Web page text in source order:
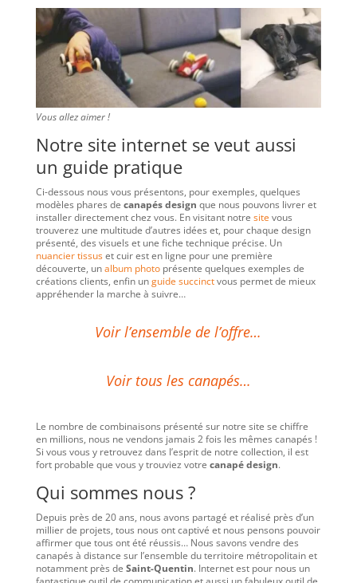
Vous allez aimer !
Notre site internet se veut aussi
un guide pratique
Ci-dessous nous vous présentons, pour exemples, quelques
modèles phares de canapés design que nous pouvons livrer et
installer directement chez vous. En visitant notre site vous
trouverez une multitude d’autres idées et, pour chaque design
présenté, des visuels et une fiche technique précise. Un
nuancier tissuset cuir est en ligne pour une première
découverte, unalbum photoprésente quelques exemples de
créations clients, enfin unguide succinctvous permet de mieux
appréhender la marche à suivre…
Voir l’ensemble de l’offre…
Voir tous les canapés…
Le nombre de combinaisons présenté sur notre site se chiffre
en millions, nous ne vendons jamais 2 fois les mêmes canapés !
Si vous vous y retrouvez dans l’esprit de notre collection, il est
fort probable que vous y trouviez votre canapé design.
Qui sommes nous ?
Depuis près de 20 ans, nous avons partagé et réalisé près d’un
millier de projets, tous nous ont captivé et nous pensons pouvoir
affirmer que tous ont été réussis… Nous savons vendre des
canapés à distance sur l’ensemble du territoire métropolitain et
notamment près de Saint-Quentin. Internet est pour nous un